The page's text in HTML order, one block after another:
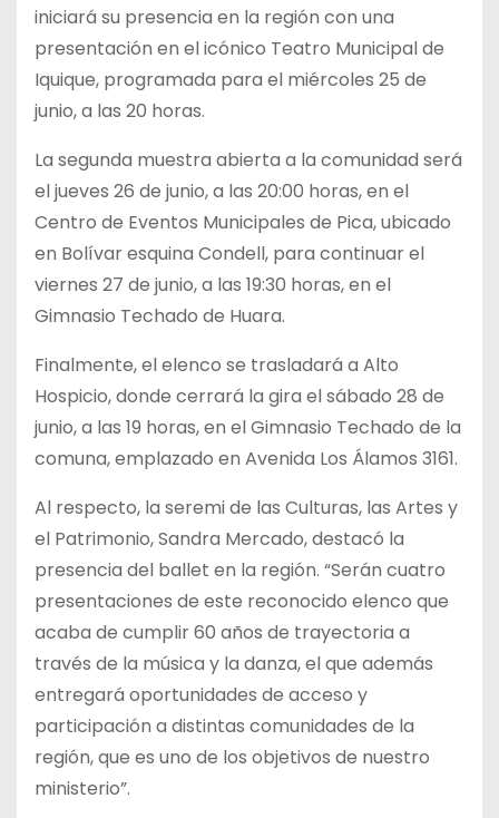
iniciará su presencia en la región con una
presentación en el icónico Teatro Municipal de
Iquique, programada para el miércoles 25 de
junio, a las 20 horas.
La segunda muestra abierta a la comunidad será
el jueves 26 de junio, a las 20:00 horas, en el
Centro de Eventos Municipales de Pica, ubicado
en Bolívar esquina Condell, para continuar el
viernes 27 de junio, a las 19:30 horas, en el
Gimnasio Techado de Huara.
Finalmente, el elenco se trasladará a Alto
Hospicio, donde cerrará la gira el sábado 28 de
junio, a las 19 horas, en el Gimnasio Techado de la
comuna, emplazado en Avenida Los Álamos 3161.
Al respecto, la seremi de las Culturas, las Artes y
el Patrimonio, Sandra Mercado, destacó la
presencia del ballet en la región. “Serán cuatro
presentaciones de este reconocido elenco que
acaba de cumplir 60 años de trayectoria a
través de la música y la danza, el que además
entregará oportunidades de acceso y
participación a distintas comunidades de la
región, que es uno de los objetivos de nuestro
ministerio”.